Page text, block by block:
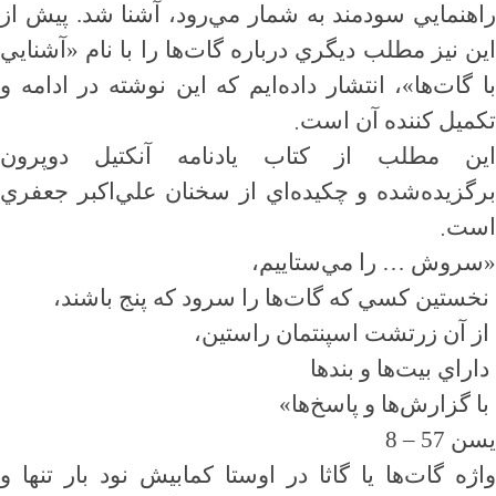
راهنمايي سودمند به شمار مي‌رود، آشنا شد. پيش از
اين نيز مطلب ديگري درباره گات‌ها را با نام «آشنايي
با گات‌ها»، انتشار داده‌ايم كه اين نوشته در ادامه و
تكميل كننده آن است.
اين مطلب از كتاب يادنامه آنكتيل دوپرون
برگزيده‌شده و چكيده‌اي از سخنان علي‌اكبر جعفري
است.
«سروش … را مي‌ستاييم،
نخستين كسي كه گات‌ها را سرود كه پنج باشند،
از آن زرتشت اسپنتمان راستين،
داراي بيت‌ها و بندها
با گزارش‌ها و پاسخ‌ها»
يسن 57
–
8
واژه گات‌ها يا گاثا در اوستا كمابيش نود بار تنها و